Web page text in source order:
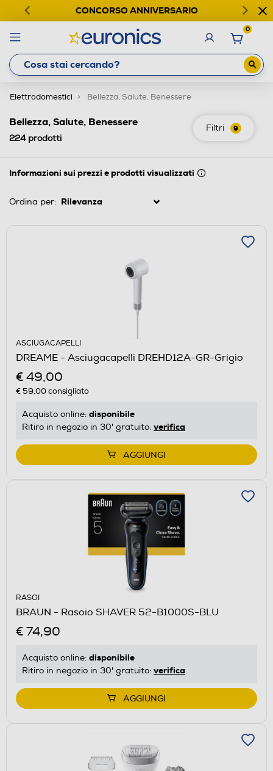
CONCORSO ANNIVERSARIO
0
Elettrodomestici Bellezza, Salute, Benessere
Filtri 9
Bellezza, Salute, Benessere
224prodotti
Informazioni sui prezzi e prodotti visualizzati
Ordina per:
ASCIUGACAPELLI
DREAME - Asciugacapelli DREHD12A-GR-Grigio
€ 49,00
€ 59,00consigliato
Acquisto online: disponibile
Ritiro in negozio in 30' gratuito: verifica
AGGIUNGI
RASOI
BRAUN - Rasoio SHAVER 52-B1000S-BLU
€ 74,90
Acquisto online: disponibile
Ritiro in negozio in 30' gratuito: verifica
AGGIUNGI